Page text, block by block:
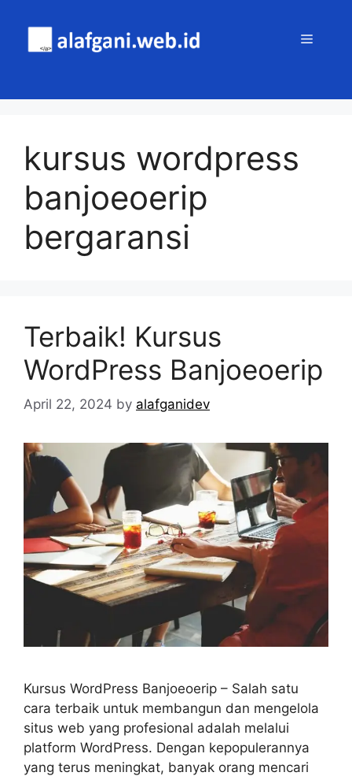
content
MENU
kursus wordpress
banjoeoerip
bergaransi
Terbaik! Kursus
WordPress Banjoeoerip
April 22, 2024 by alafganidev
Kursus WordPress Banjoeoerip – Salah satu
cara terbaik untuk membangun dan mengelola
situs web yang profesional adalah melalui
platform WordPress. Dengan kepopulerannya
yang terus meningkat, banyak orang mencari